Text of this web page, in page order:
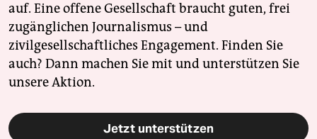
auf. Eine offene Gesellschaft braucht guten, frei
zugänglichen Journalismus – und
zivilgesellschaftliches Engagement. Finden Sie
auch? Dann machen Sie mit und unterstützen Sie
unsere Aktion.
Jetzt unterstützen